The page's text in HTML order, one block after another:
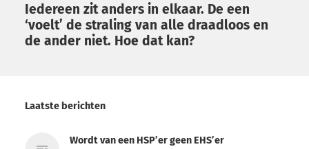
Iedereen zit anders in elkaar. De een
‘voelt’ de straling van alle draadloos en
de ander niet. Hoe dat kan?
Laatste berichten
Wordt van een HSP’er geen EHS’er